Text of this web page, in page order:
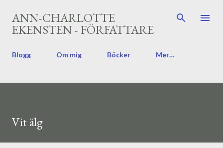
Fortsätt till huvudinnehåll
ANN-CHARLOTTE
EKENSTEN - FÖRFATTARE
Blogg Om mig Böcker Mer…
Vit älg